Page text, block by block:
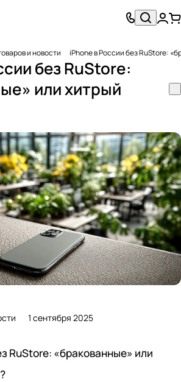
и новости iPhone в России без RuStore:
без RuStore:
или хитрый
1 сентября 2025
RuStore: «бракованные» или